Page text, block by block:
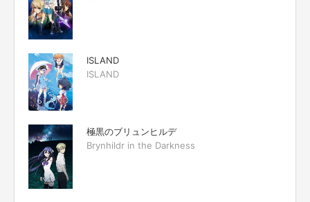
ISLAND
ISLAND
極黒のブリュンヒルデ
Brynhildr in the Darkness